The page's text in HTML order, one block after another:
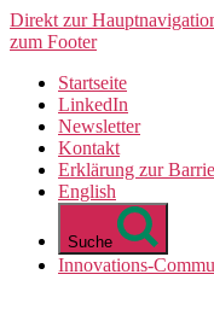
Direkt zur
zum Footer
Startseite
LinkedIn
Newsletter
Kontakt
Erklärung zur
English
Suche
Innovations-